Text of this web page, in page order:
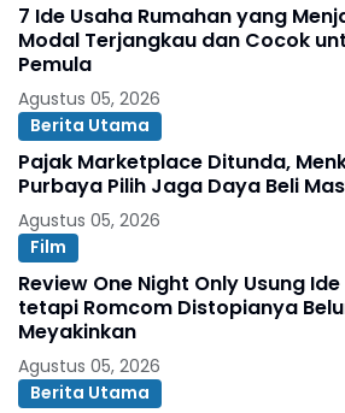
7 Ide Usaha Rumahan yang
Modal Terjangkau dan Cocok
Pemula
Agustus 05, 2026
Berita Utama
Pajak Marketplace Ditunda,
Purbaya Pilih Jaga Daya Beli
Agustus 05, 2026
Film
Review One Night Only Usung
tetapi Romcom Distopianya
Meyakinkan
Agustus 05, 2026
Berita Utama